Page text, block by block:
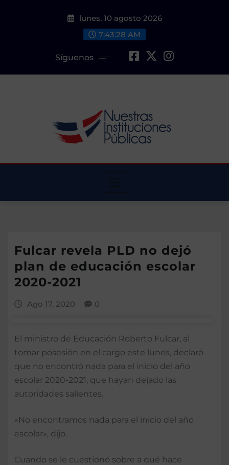
lunes, 10 agosto 2026
7:43:29 AM
Síguenos
Fulcar revela PLD no dejó
plan de educación escolar
2020-2021
Ago 17, 2020 0
El ministro de Educación Roberto Fulcar, al
tomar posesión en el cargo este lunes, declaró
que no encontró nada para el inicio del año
escolar 2020-2021, que hayan dejado las
autoridades salientes.
«No encontramos nada para el inicio del año
escolar», dijo.
Cuando se le cuestionó sobre a qué hace